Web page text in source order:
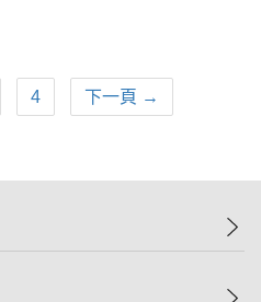
4 下一頁 →